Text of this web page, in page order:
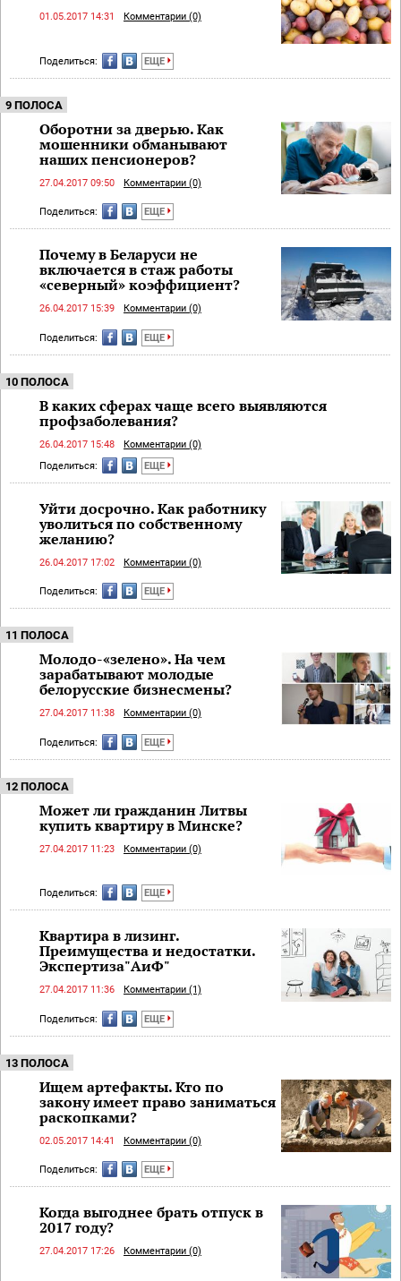
01.05.2017 14:31 Комментарии (0)
Поделиться: ЕЩЕ
9 ПОЛОСА
Оборотни за дверью. Как
мошенники обманывают
наших пенсионеров?
27.04.2017 09:50 Комментарии (0)
Поделиться: ЕЩЕ
Почему в Беларуси не
включается в стаж работы
«северный» коэффициент?
26.04.2017 15:39 Комментарии (0)
Поделиться: ЕЩЕ
10 ПОЛОСА
В каких сферах чаще всего выявляются
профзаболевания?
26.04.2017 15:48
Комментарии (0)
Поделиться:
ЕЩЕ
Уйти досрочно. Как работнику
уволиться по собственному
желанию?
26.04.2017 17:02 Комментарии (0)
Поделиться: ЕЩЕ
11 ПОЛОСА
Молодо-«зелено». На чем
зарабатывают молодые
белорусские бизнесмены?
27.04.2017 11:38 Комментарии (0)
Поделиться: ЕЩЕ
12 ПОЛОСА
Может ли гражданин Литвы
купить квартиру в Минске?
27.04.2017 11:23 Комментарии (0)
Поделиться: ЕЩЕ
Квартира в лизинг.
Преимущества и недостатки.
Экспертиза"АиФ"
27.04.2017 11:36 Комментарии (1)
Поделиться: ЕЩЕ
13 ПОЛОСА
Ищем артефакты. Кто по
закону имеет право заниматься
раскопками?
02.05.2017 14:41 Комментарии (0)
Поделиться: ЕЩЕ
Когда выгоднее брать отпуск в
2017 году?
27.04.2017 17:26 Комментарии (0)